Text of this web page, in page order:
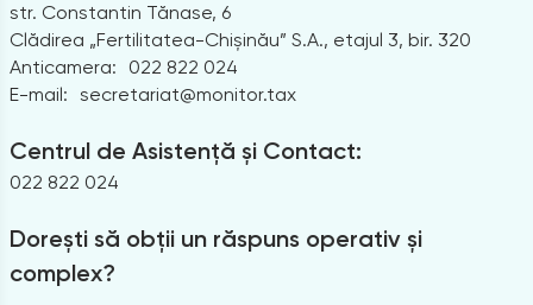
str. Constantin Tănase, 6
Clădirea „Fertilitatea-Chișinău” S.A., etajul 3, bir. 320
Anticamera:
022 822 024
E-mail: secretariat@monitor.tax
Centrul de Asistență și Contact:
022 822 024
Dorești să obții un răspuns operativ și
complex?